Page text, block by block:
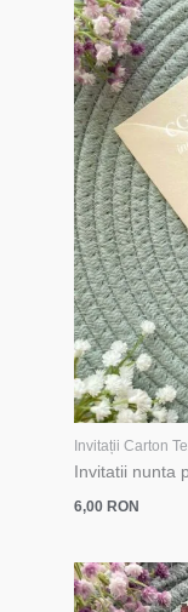
Invitații Carton
Invitatii nunta
6,00RON